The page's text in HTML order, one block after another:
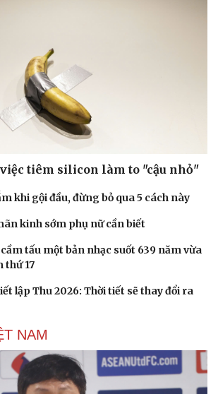
việc tiêm silicon làm to "cậu nhỏ"
khi gội đầu, đừng bỏ qua 5 cách này
kinh sớm phụ nữ cần biết
tấu một bản nhạc suốt 639 năm vừa
thứ 17
lập Thu 2026: Thời tiết sẽ thay đổi ra
NAM